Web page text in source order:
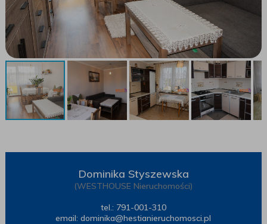
Dominika Styszewska
(WESTHOUSE Nieruchomości)
tel.: 791-001-310
email:dominika@hestianieruchomosci.pl